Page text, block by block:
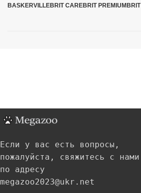
BASKERVILLEBRIT CAREBRIT PREMIUM
Если у вас есть вопросы,
пожалуйста, свяжитесь с нами
по адресу
megazoo2023@ukr.net